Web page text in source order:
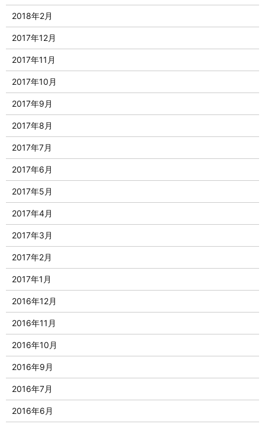
2018年2月
2017年12月
2017年11月
2017年10月
2017年9月
2017年8月
2017年7月
2017年6月
2017年5月
2017年4月
2017年3月
2017年2月
2017年1月
2016年12月
2016年11月
2016年10月
2016年9月
2016年7月
2016年6月